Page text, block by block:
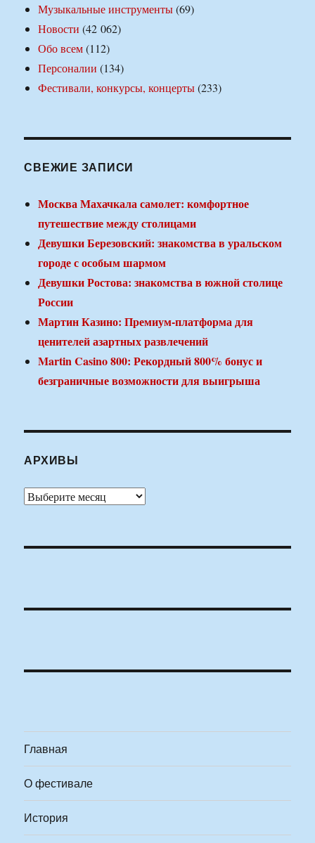
Музыкальные инструменты(69)
Новости (42 062)
Обо всем(112)
Персоналии (134)
Фестивали, конкурсы, концерты(233)
СВЕЖИЕ ЗАПИСИ
Москва Махачкала самолет: комфортное
путешествие между столицами
Девушки Березовский: знакомства в уральском
городе с особым шармом
Девушки Ростова: знакомства в южной столице
России
Мартин Казино: Премиум-платформа для
ценителей азартных развлечений
Martin Casino 800: Рекордный 800% бонус и
безграничные возможности для выигрыша
АРХИВЫ
Архивы
Главная
О фестивале
История